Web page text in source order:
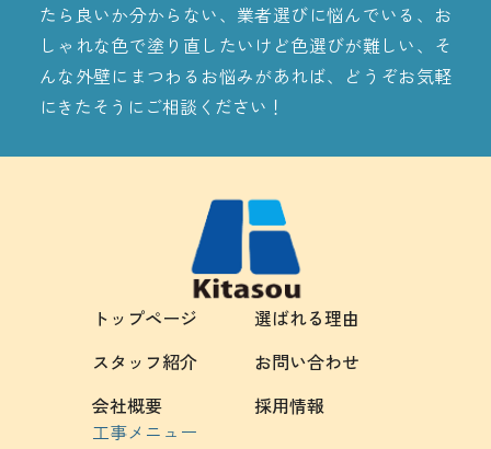
たら良いか分からない、業者選びに悩んでいる、お
しゃれな色で塗り直したいけど色選びが難しい、そ
んな外壁にまつわるお悩みがあれば、どうぞお気軽
にきたそうにご相談ください！
トップページ
選ばれる理由
スタッフ紹介
お問い合わせ
会社概要
採用情報
工事メニュー